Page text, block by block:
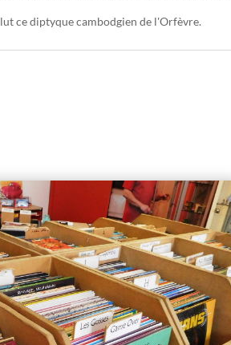
ce diptyque cambodgien de l'Orfèvre.